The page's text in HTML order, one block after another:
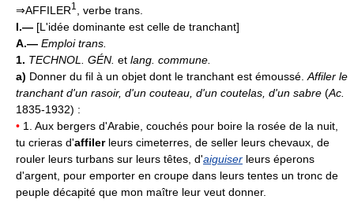
⇒AFFILER1
, verbe trans.
I.— [L'idée dominante est celle de tranchant]
A.— Emploi trans.
1. TECHNOL. GÉN. et lang. commune.
a) Donner du fil à un objet dont le tranchant est émoussé. Affiler le
tranchant d'un rasoir, d'un couteau, d'un coutelas, d'un sabre (Ac.
1835-1932) :
• 1. Aux bergers d'Arabie, couchés pour boire la rosée de la nuit,
tu crieras d'affilerleurs cimeterres, de seller leurs chevaux, de
rouler leurs turbans sur leurs têtes, d'aiguiser leurs éperons
d'argent, pour emporter en croupe dans leurs tentes un tronc de
peuple décapité que mon maître leur veut donner.